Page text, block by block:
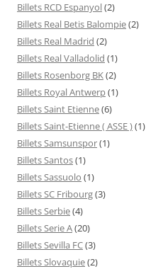
Billets RCD Espanyol(2)
Billets Real Betis Balompie(2)
Billets Real Madrid (2)
Billets Real Valladolid (1)
Billets Rosenborg BK(2)
Billets Royal Antwerp(1)
Billets Saint Etienne(6)
Billets Saint-Etienne ( ASSE )(1)
Billets Samsunspor(1)
Billets Santos(1)
Billets Sassuolo (1)
Billets SC Fribourg(3)
Billets Serbie(4)
Billets Serie A(20)
Billets Sevilla FC(3)
Billets Slovaquie(2)